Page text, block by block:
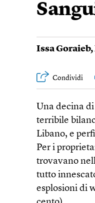
Issa Goraieb,
Condividi
Una decina
terribile
Libano, e
Per i
trovavano
tutto
esplosioni di